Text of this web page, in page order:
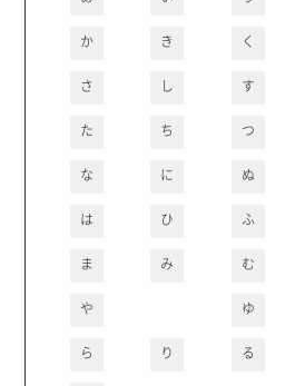
か き く
さ し す
た ち つ
な に ぬ
は ひ ふ
ま み む
や ゆ
ら り る